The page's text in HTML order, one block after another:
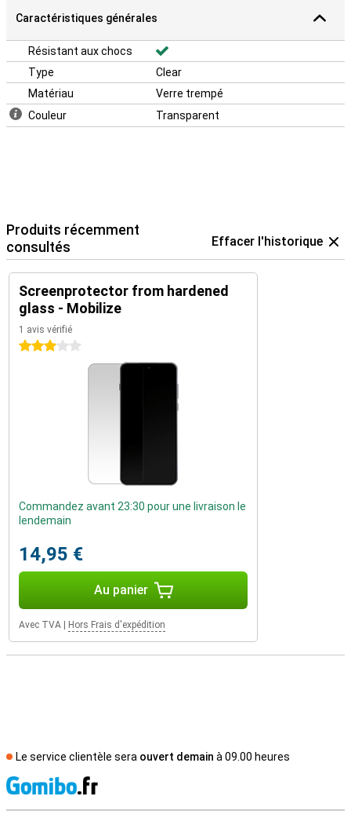
Caractéristiques générales
Résistant aux chocs
Type
Clear
Matériau
Verre trempé
Couleur
Transparent
Produits récemment
consultés
Effacer l'historique
Screenprotector from hardened
glass - Mobilize
1 avis vérifié
3 étoiles
Commandez avant 23:30 pour une livraison le
lendemain
14,95 €
Au panier
Avec TVA Hors Frais d'expédition
Le service clientèle sera ouvert demain à 09.00 heures